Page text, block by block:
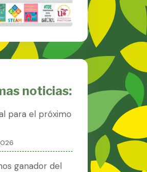
noticias:
para el próximo
ganador del